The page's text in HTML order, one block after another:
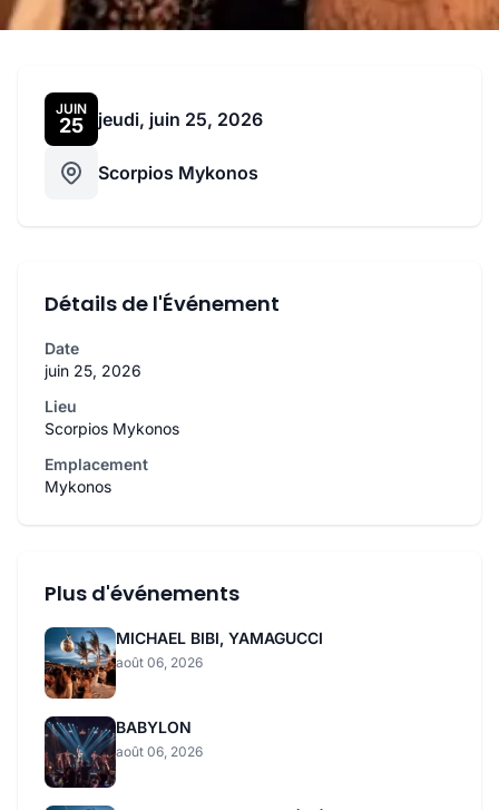
JUIN
25 jeudi, juin 25, 2026
Scorpios Mykonos
Détails de l'Événement
Date
juin 25, 2026
Lieu
Scorpios Mykonos
Emplacement
Mykonos
Plus d'événements
MICHAEL BIBI, YAMAGUCCI
août 06, 2026
BABYLON
août 06, 2026